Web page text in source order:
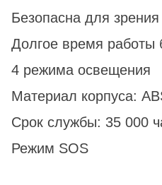
Безопасна для зрения
Долгое время работы
4 режима освещения
Материал корпуса:
Срок службы: 35 000
Режим SOS